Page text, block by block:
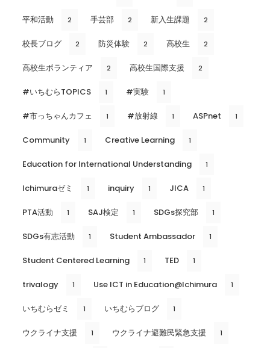
平和活動 2 手芸部 2 新入生課題 2
校長ブログ 2 防災体験 2 高校生 2
高校生ボランティア 2 高校生国際支援 2
#いちむらTOPICS 1 #実験 1
#市っちゃんカフェ 1 #放射線 1 ASPnet 1
Community 1 Creative Learning 1
Education for International Understanding 1
Ichimuraゼミ 1 inquiry 1 JICA 1
PTA活動 1 SAJ検定 1 SDGs探究部 1
SDGs有志活動 1 Student Ambassador 1
Student Centered Learning 1 TED 1
trivalogy 1 Use ICT in Education@Ichimura 1
いちむらゼミ 1 いちむらブログ 1
ウクライナ支援 1 ウクライナ避難民緊急支援 1